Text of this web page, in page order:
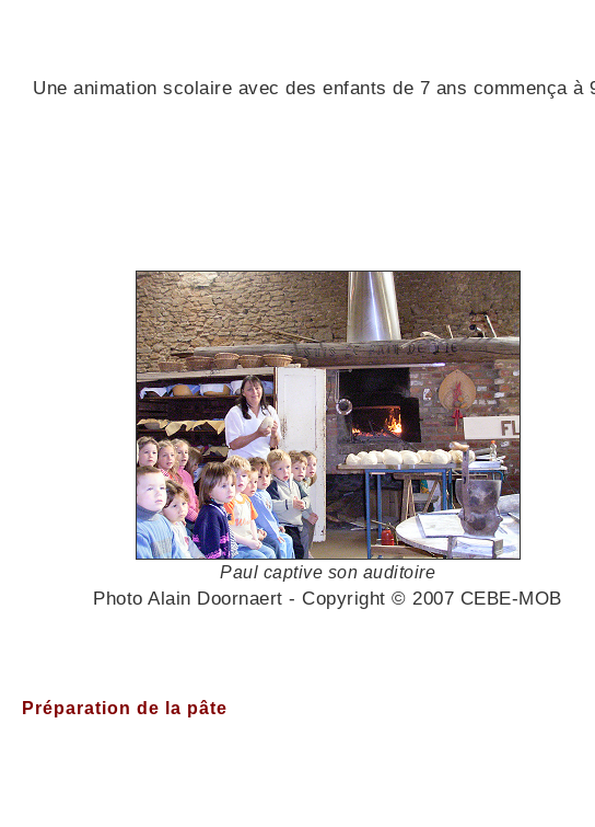
Une animation scolaire avec des enfants de 7 ans commença à
Paul captive son auditoire
Photo Alain Doornaert - Copyright © 2007 CEBE-MOB
Préparation de la pâte